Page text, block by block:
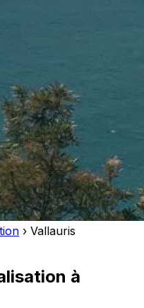
› Vallauris
à